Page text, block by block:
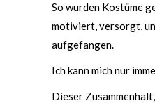
So wurden Kostüme
motiviert, versorgt,
aufgefangen.
Ich kann mich nur
Dieser